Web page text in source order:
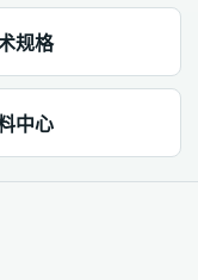
规格
中心